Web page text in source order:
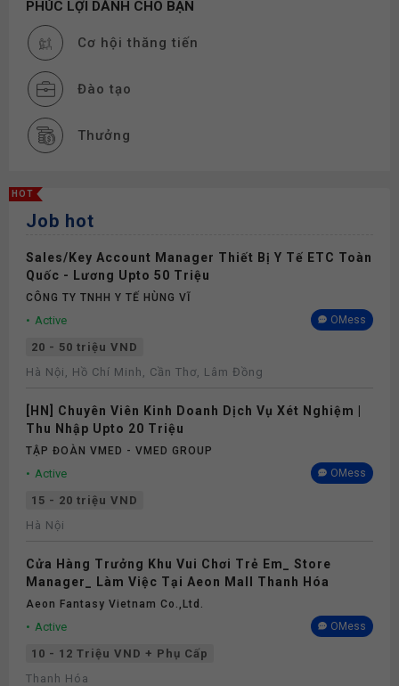
PHÚC LỢI DÀNH CHO BẠN
Cơ hội thăng tiến
Đào tạo
Thưởng
Khám sức khỏe
HOT
Job hot
Sales/Key Account Manager Thiết Bị Y Tế ETC Toàn
Quốc - Lương Upto 50 Triệu
CÔNG TY TNHH Y TẾ HÙNG VĨ
Active OMess
20 - 50 triệu VND
Hà Nội, Hồ Chí Minh, Cần Thơ, Lâm Đồng
[HN] Chuyên Viên Kinh Doanh Dịch Vụ Xét Nghiệm |
Thu Nhập Upto 20 Triệu
TẬP ĐOÀN VMED - VMED GROUP
Active OMess
15 - 20 triệu VND
Hà Nội
Cửa Hàng Trưởng Khu Vui Chơi Trẻ Em_ Store
Manager_ Làm Việc Tại Aeon Mall Thanh Hóa
Aeon Fantasy Vietnam Co.,ltd.
Active OMess
10 - 12 Triệu VND + Phụ Cấp
Thanh Hóa